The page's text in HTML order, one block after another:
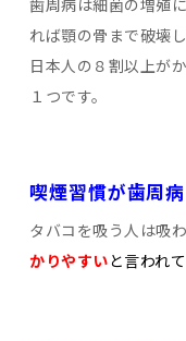
歯周病は細菌の増殖
れば顎の骨まで破壊
日本人の８割以上が
１つです。
喫煙習慣が歯周
タバコを吸う人は吸
かりやすいと言われ